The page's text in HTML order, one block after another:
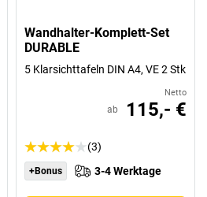
Wandhalter-Komplett-Set
DURABLE
5 Klarsichttafeln DIN A4, VE 2 Stk
Netto
ab 115,- €
(3)
+Bonus 3-4 Werktage